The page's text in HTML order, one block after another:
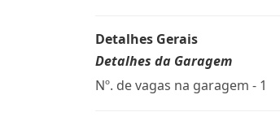
Detalhes Gerais
Detalhes da Garagem
Nº. de vagas na garagem - 1